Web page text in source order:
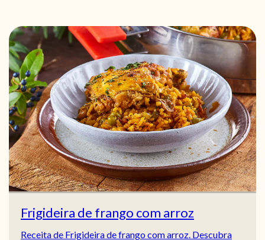
Frigideira de frango com arroz
Receita de Frigideira de frango com arroz. Descubra